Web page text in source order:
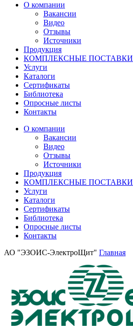
О компании
Вакансии
Видео
Отзывы
Источники
Продукция
КОМПЛЕКСНЫЕ ПОСТАВКИ
Услуги
Каталоги
Сертификаты
Библиотека
Опросные листы
Контакты
О компании
Вакансии
Видео
Отзывы
Источники
Продукция
КОМПЛЕКСНЫЕ ПОСТАВКИ
Услуги
Каталоги
Сертификаты
Библиотека
Опросные листы
Контакты
АО "ЭЗОИС-ЭлектроЩит" Главная